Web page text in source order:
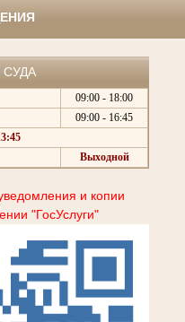
СУДА
09:00 - 18:00
09:00 - 16:45
Выходной
и копии
"ГосУслуги"